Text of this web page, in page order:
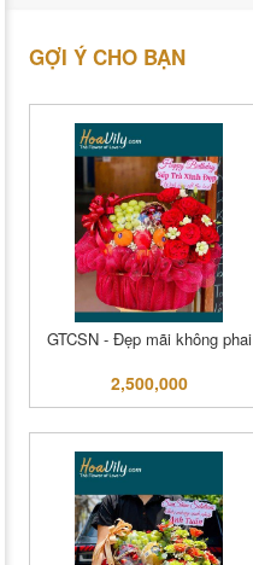
GỢI Ý CHO BẠN
GTCSN - Đẹp mãi không phai
2,500,000